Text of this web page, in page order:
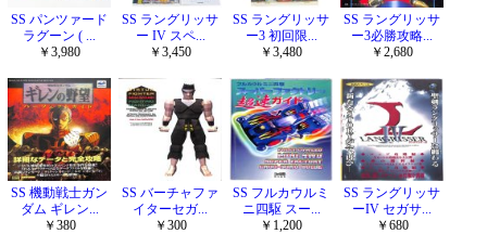
SS パンツァード
ラグーン ( ...
￥3,980
SS ラングリッサ
ー IV スペ...
￥3,450
SS ラングリッサ
ー3 初回限...
￥3,480
SS ラングリッサ
ー3必勝攻略...
￥2,680
SS 機動戦士ガン
ダム ギレン...
￥380
SS バーチャファ
イターセガ...
￥300
SS フルカウルミ
ニ四駆 スー...
￥1,200
SS ラングリッサ
ーIV セガサ...
￥680